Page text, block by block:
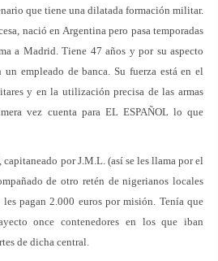
que tiene una dilatada formación militar.
nació en Argentina pero pasa temporadas
a Madrid. Tiene 47 años y por su aspecto
empleado de banca. Su fuerza está en el
y en la utilización precisa de las armas
vez cuenta para EL ESPAÑOL lo que
capitaneado por J.M.L. (así se les llama por el
de otro retén de nigerianos locales
pagan 2.000 euros por misión. Tenía que
once contenedores en los que iban
de dicha central.